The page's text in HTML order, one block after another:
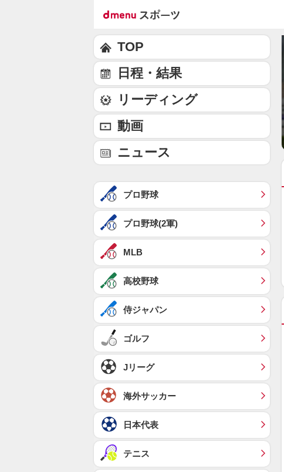
TOP
日程・結果
リーディング
動画
ニュース
プロ野球
プロ野球(2軍)
MLB
高校野球
侍ジャパン
ゴルフ
Jリーグ
海外サッカー
日本代表
テニス